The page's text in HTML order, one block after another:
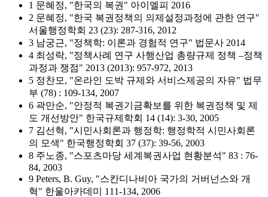
1 문혜정, "한국의 복권" 아이엘피 2016
2 문혜정, "한국 복권정책의 의제설정과정에 관한 연구"
서울행정학회 23 (23): 287-316, 2012
3 남궁근, "정책학: 이론과 경험적 연구" 법문사 2014
4 최성락, "정책사례 연구 사행산업 총량규제 정책 –정책
과정과 쟁점" 2013 (2013): 957-972, 2013
5 정찬모, "온라인 도박 규제와 서비스제공의 자유" 법무
부 (78) : 109-134, 2007
6 곽만순, "안정적 복권기금확보를 위한 복권정책 및 제
도 개선방안" 한국규제학회 14 (14): 3-30, 2005
7 김선혁, "시민사회론과 행정학: 행정학적 시민사회론
의 모색" 한국행정학회 37 (37): 39-56, 2003
8 주노종, "스포츠마당 세계복권사업 현황분석" 83 : 76-
84, 2003
9 Peters, B. Guy, "스칸디나비아 국가의 거버넌스와 개
혁" 한울아카데미 111-134, 2006